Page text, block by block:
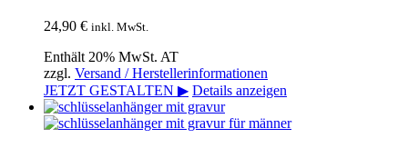
24,90 € inkl. MwSt.
Enthält 20% MwSt. AT
zzgl. Versand / Herstellerinformationen
JETZT GESTALTEN ▶ Details anzeigen